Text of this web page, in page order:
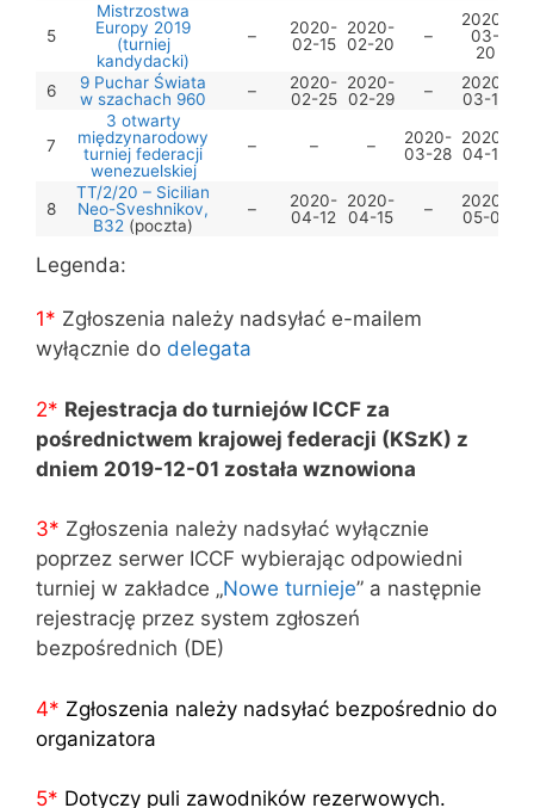
5
Mistrzostwa
Europy 2019
(turniej
kandydacki)
–
2020-
02-15
2020-
02-20
–
2020-
03-
20
6
9 Puchar Świata
w szachach 960
–
2020-
02-25
2020-
02-29
–
2020-
03-15
7
3 otwarty
międzynarodowy
turniej federacji
wenezuelskiej
– – –
2020-
03-28
2020-
04-15
8
TT/2/20 – Sicilian
Neo-Sveshnikov,
B32 (poczta)
–
2020-
04-12
2020-
04-15
–
2020-
05-01
Legenda:
1* Zgłoszenia należy nadsyłać e-mailem
wyłącznie do delegata
2* Rejestracja do turniejów ICCF za
pośrednictwem krajowej federacji (KSzK) z
dniem 2019-12-01 została wznowiona
3* Zgłoszenia należy nadsyłać wyłącznie
poprzez serwer ICCF wybierając odpowiedni
turniej w zakładce „Nowe turnieje” a następnie
rejestrację przez system zgłoszeń
bezpośrednich (DE)
4* Zgłoszenia należy nadsyłać bezpośrednio do
organizatora
5* Dotyczy puli zawodników rezerwowych.